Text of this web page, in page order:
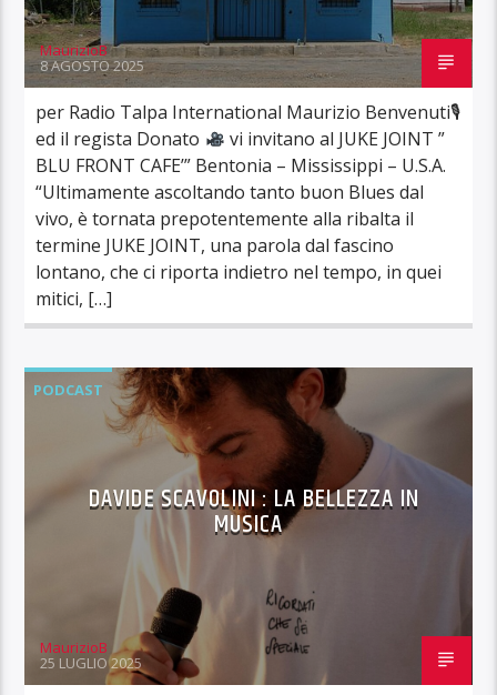
MaurizioB
8 AGOSTO 2025
per Radio Talpa International Maurizio Benvenuti🎙
ed il regista Donato
vi invitano al JUKE JOINT ”
BLU FRONT CAFE’” Bentonia – Mississippi – U.S.A.
“Ultimamente ascoltando tanto buon Blues dal
vivo, è tornata prepotentemente alla ribalta il
termine JUKE JOINT, una parola dal fascino
lontano, che ci riporta indietro nel tempo, in quei
mitici, […]
PODCAST
DAVIDE SCAVOLINI : LA BELLEZZA IN
MUSICA
MaurizioB
25 LUGLIO 2025